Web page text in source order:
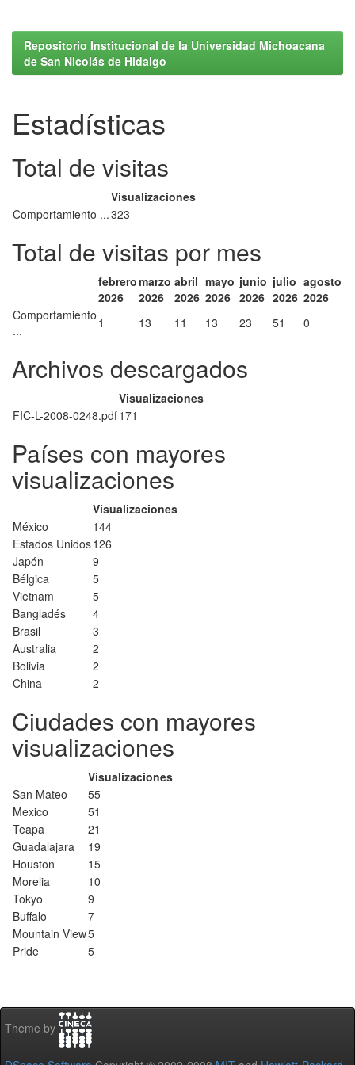
Repositorio Institucional de la Universidad Michoacana
de San Nicolás de Hidalgo
Estadísticas
Total de visitas
Visualizaciones
Comportamiento ...323
Total de visitas por mes
febrero
2026
marzo
2026
abril
2026
mayo
2026
junio
2026
julio
2026
agosto
2026
Comportamiento
...
1 13 11 13 23 51 0
Archivos descargados
Visualizaciones
FIC-L-2008-0248.pdf171
Países con mayores
visualizaciones
Visualizaciones
México
144
Estados Unidos126
Japón
9
Bélgica
5
Vietnam
5
Bangladés
4
Brasil
3
Australia
2
Bolivia
2
China
2
Ciudades con mayores
visualizaciones
Visualizaciones
San Mateo
55
Mexico
51
Teapa
21
Guadalajara
19
Houston
15
Morelia
10
Tokyo
9
Buffalo
7
Mountain View5
Pride
5
Theme by